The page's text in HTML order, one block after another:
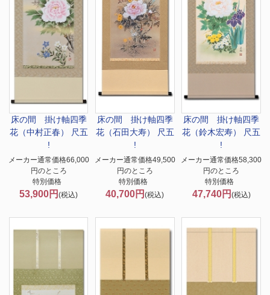
床の間 掛け軸四季
花（中村正春） 尺五
!
メーカー通常価格66,000
円のところ
特別価格
53,900円(税込)
床の間 掛け軸四季
花（石田大寿） 尺五
!
メーカー通常価格49,500
円のところ
特別価格
40,700円(税込)
床の間 掛け軸四季
花（鈴木宏寿） 尺五
!
メーカー通常価格58,300
円のところ
特別価格
47,740円 (税込)